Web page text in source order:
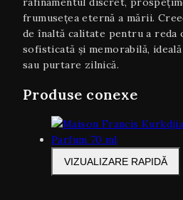
frumusețea eternă a mării.
de înaltă calitate pentru a reda
sofisticată și memorabilă,
sau purtare zilnică.
Produse conexe
VIZUALIZARE RAPIDĂ